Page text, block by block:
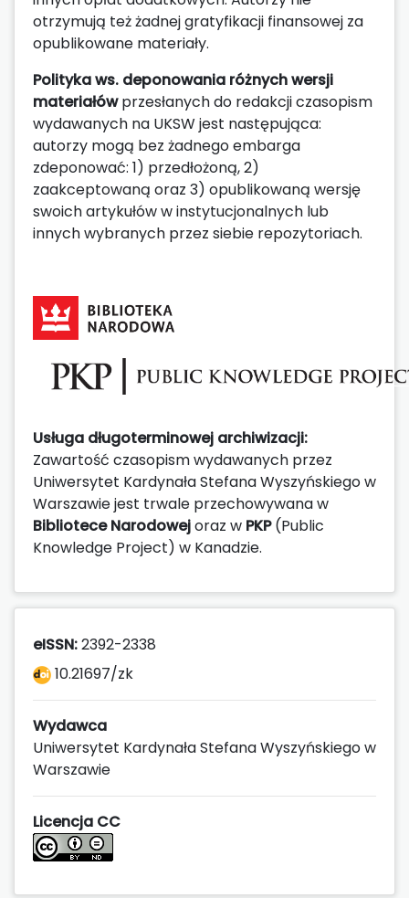
otrzymują też żadnej gratyfikacji finansowej za
opublikowane materiały.
Polityka ws. deponowania różnych wersji
materiałówprzesłanych do redakcji czasopism
wydawanych na UKSW jest następująca:
autorzy mogą bez żadnego embarga
zdeponować: 1) przedłożoną, 2)
zaakceptowaną oraz 3) opublikowaną wersję
swoich artykułów w instytucjonalnych lub
innych wybranych przez siebie repozytoriach.
Usługa długoterminowej archiwizacji:
Zawartość czasopism wydawanych przez
Uniwersytet Kardynała Stefana Wyszyńskiego w
Warszawie jest trwale przechowywana w
Bibliotece Narodowejoraz w PKP(Public
Knowledge Project) w Kanadzie.
eISSN:2392-2338
10.21697/zk
Wydawca
Uniwersytet Kardynała Stefana Wyszyńskiego w
Warszawie
Licencja CC